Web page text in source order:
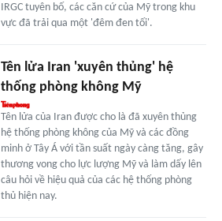
IRGC tuyên bố, các căn cứ của Mỹ trong khu
vực đã trải qua một 'đêm đen tối'.
Tên lửa Iran 'xuyên thủng' hệ
thống phòng không Mỹ
Tên lửa của Iran được cho là đã xuyên thủng
hệ thống phòng không của Mỹ và các đồng
minh ở Tây Á với tần suất ngày càng tăng, gây
thương vong cho lực lượng Mỹ và làm dấy lên
câu hỏi về hiệu quả của các hệ thống phòng
thủ hiện nay.